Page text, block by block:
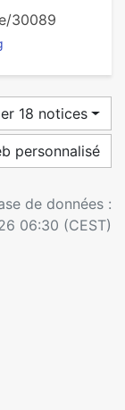
30089
18 notices
personnalisé
de données :
06:30 (CEST)